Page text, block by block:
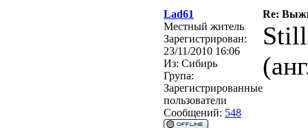
Lad61
Re:
Местный житель
Зарегистрирован:
23/11/2010 16:06
Из: Сибирь
Група:
Зарегистрированные
пользователи
Сообщений: 548